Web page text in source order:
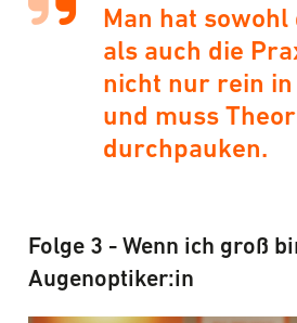
Man hat sowohl
als auch die
nicht nur rein
und muss
durchpauken.
Folge 3 - Wenn ich groß
Augenoptiker:in